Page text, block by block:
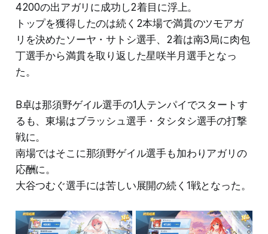
4200の出アガリに成功し2着目に浮上。
トップを獲得したのは続く2本場で満貫のツモアガ
リを決めたソーヤ・サトシ選手、2着は南3局に肉包
丁選手から満貫を取り返した星咲半月選手となっ
た。
B卓は那須野ゲイル選手の1人テンパイでスタートす
るも、東場はブラッシュ選手・タシタシ選手の打撃
戦に。
南場ではそこに那須野ゲイル選手も加わりアガリの
応酬に。
大谷つむぐ選手には苦しい展開の続く1戦となった。